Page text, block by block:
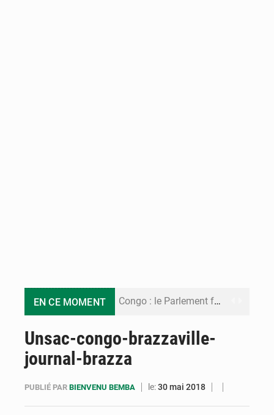
EN CE MOMENT Congo : le Parlement formule 28 recommandations sur le Cadre budgétaire 2027-2029
Le Congo se dote d’un programme national pour valoriser les produits forestiers non ligneux
Unsac-congo-brazzaville-
journal-brazza
PUBLIÉ PAR BIENVENU BEMBA le:30 mai 2018